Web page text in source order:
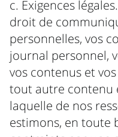
c. Exigences
droit de
personnelles, vos
journal personnel,
vos contenus et
tout autre contenu
laquelle de nos
estimons, en toute